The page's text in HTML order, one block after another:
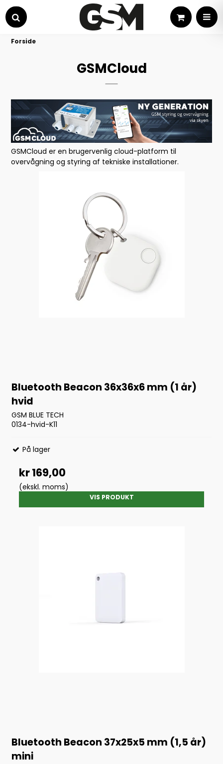
Søg
Kurv
Forside
GSMCloud
GSMCloud er en brugervenlig cloud-platform til
overvågning og styring af tekniske installationer.
Bluetooth Beacon 36x36x6 mm (1 år)
hvid
GSM BLUE TECH
0134-hvid-K11
På lager
kr 169,00
(ekskl. moms)
VIS PRODUKT
Bluetooth Beacon 37x25x5 mm (1,5 år)
mini